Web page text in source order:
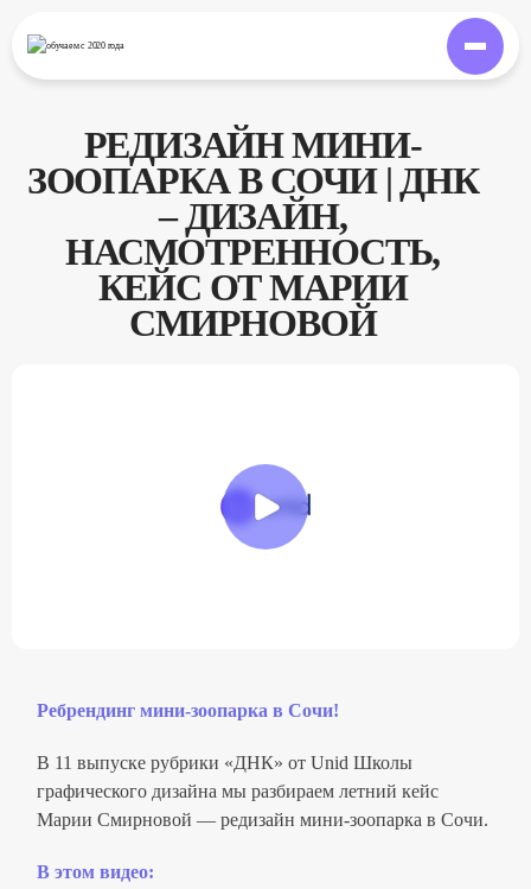
обучаемс 2020 года
РЕДИЗАЙН МИНИ-
ЗООПАРКА В СОЧИ | ДНК
– ДИЗАЙН,
НАСМОТРЕННОСТЬ,
КЕЙС ОТ МАРИИ
СМИРНОВОЙ
Ребрендинг мини-зоопарка в Сочи!
В 11 выпуске рубрики «ДНК» от Unid Школы
графического дизайна мы разбираем летний кейс
Марии Смирновой — редизайн мини-зоопарка в Сочи.
В этом видео: